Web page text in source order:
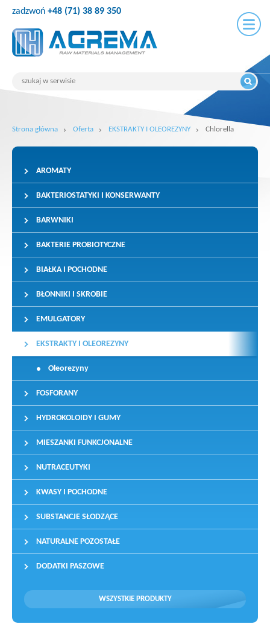
zadzwoń +48 (71) 38 89 350
Strona główna Oferta EKSTRAKTY I OLEOREZYNY Chlorella
AROMATY
BAKTERIOSTATYKI I KONSERWANTY
BARWNIKI
BAKTERIE PROBIOTYCZNE
BIAŁKA I POCHODNE
BŁONNIKI I SKROBIE
EMULGATORY
EKSTRAKTY I OLEOREZYNY
Oleorezyny
FOSFORANY
HYDROKOLOIDY I GUMY
MIESZANKI FUNKCJONALNE
NUTRACEUTYKI
KWASY I POCHODNE
SUBSTANCJE SŁODZĄCE
NATURALNE POZOSTAŁE
DODATKI PASZOWE
WSZYSTKIE PRODUKTY